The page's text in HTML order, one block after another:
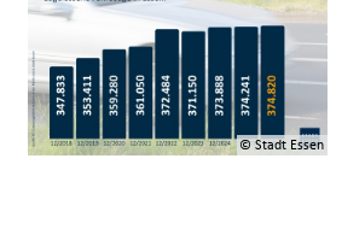
© Stadt Essen